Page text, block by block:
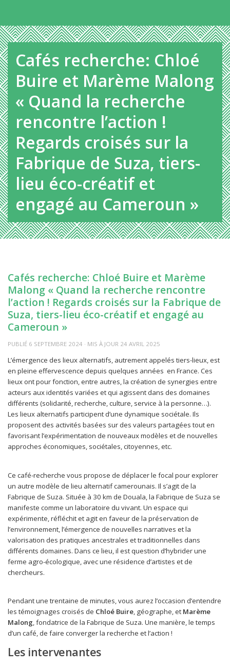
Cafés recherche: Chloé
Buire et Marème Malong
« Quand la recherche
rencontre l’action !
Regards croisés sur la
Fabrique de Suza, tiers-
lieu éco-créatif et
engagé au Cameroun »
Cafés recherche: Chloé Buire et Marème
Malong « Quand la recherche rencontre
l’action ! Regards croisés sur la Fabrique de
Suza, tiers-lieu éco-créatif et engagé au
Cameroun »
PUBLIÉ 6 SEPTEMBRE 2024 · MIS À JOUR 24 AVRIL 2025
L’émergence des lieux alternatifs, autrement appelés tiers-lieux, est
en pleine effervescence depuis quelques années en France. Ces
lieux ont pour fonction, entre autres, la création de synergies entre
acteurs aux identités variées et qui agissent dans des domaines
différents (solidarité, recherche, culture, service à la personne…).
Les lieux alternatifs participent d’une dynamique sociétale. Ils
proposent des activités basées sur des valeurs partagées tout en
favorisant l’expérimentation de nouveaux modèles et de nouvelles
approches économiques, sociétales, citoyennes, etc.
Ce café-recherche vous propose de déplacer le focal pour explorer
un autre modèle de lieu alternatif camerounais. Il s’agit de la
Fabrique de Suza. Située à 30 km de Douala, la Fabrique de Suza se
manifeste comme un laboratoire du vivant. Un espace qui
expérimente, réfléchit et agit en faveur de la préservation de
l’environnement, l’émergence de nouvelles narratives et la
valorisation des pratiques ancestrales et traditionnelles dans
différents domaines. Dans ce lieu, il est question d’hybrider une
ferme agro-écologique, avec une résidence d’artistes et de
chercheurs.
Pendant une trentaine de minutes, vous aurez l’occasion d’entendre
les témoignages croisés de Chloé Buire, géographe, et Marème
Malong, fondatrice de la Fabrique de Suza. Une manière, le temps
d’un café, de faire converger la recherche et l’action !
Les intervenantes